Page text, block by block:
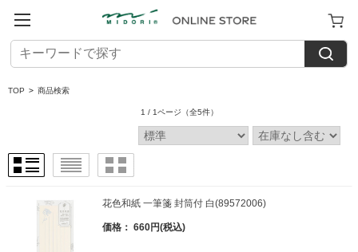
TOP > 商品検索
1 / 1ページ （全5件）
花色和紙 一筆箋 封筒付 白(89572006)
価格： 660円(税込)